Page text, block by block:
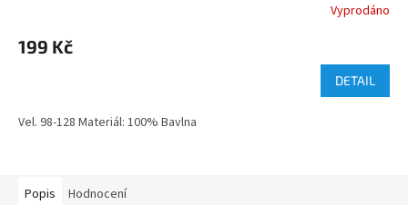
Vyprodáno
199 Kč
DETAIL
Vel. 98-128 Materiál: 100% Bavlna
Popis Hodnocení